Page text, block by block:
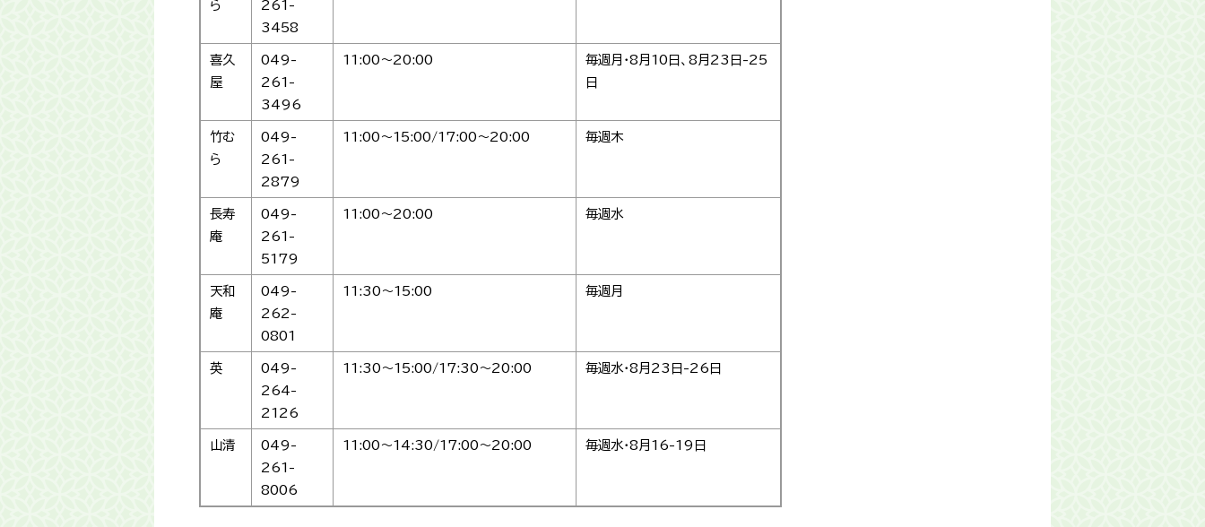
ら
261-
3458
喜久
屋
049-
261-
3496
11:00～20:00
毎週月・8月10日、8月23日-25
日
竹む
ら
049-
261-
2879
11:00～15:00/17:00～20:00 毎週木
長寿
庵
049-
261-
5179
11:00～20:00 毎週水
天和
庵
049-
262-
0801
11:30～15:00 毎週月
英
049-
264-
2126
11:30～15:00/17:30～20:00 毎週水・8月23日-26日
山清
049-
261-
8006
11:00～14:30/17:00～20:00 毎週水・8月16-19日